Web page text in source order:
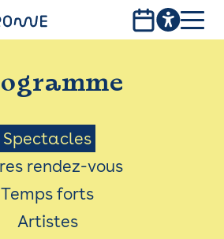
Spectacles
rendez-vous
Temps forts
Artistes